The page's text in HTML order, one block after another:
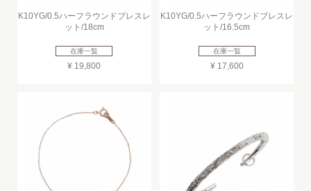
K10YG/0.5ハーフラウンドブレスレ
ット/18cm
在庫一覧
¥ 19,800
K10YG/0.5ハーフラウンドブレスレ
ット/16.5cm
在庫一覧
¥ 17,600